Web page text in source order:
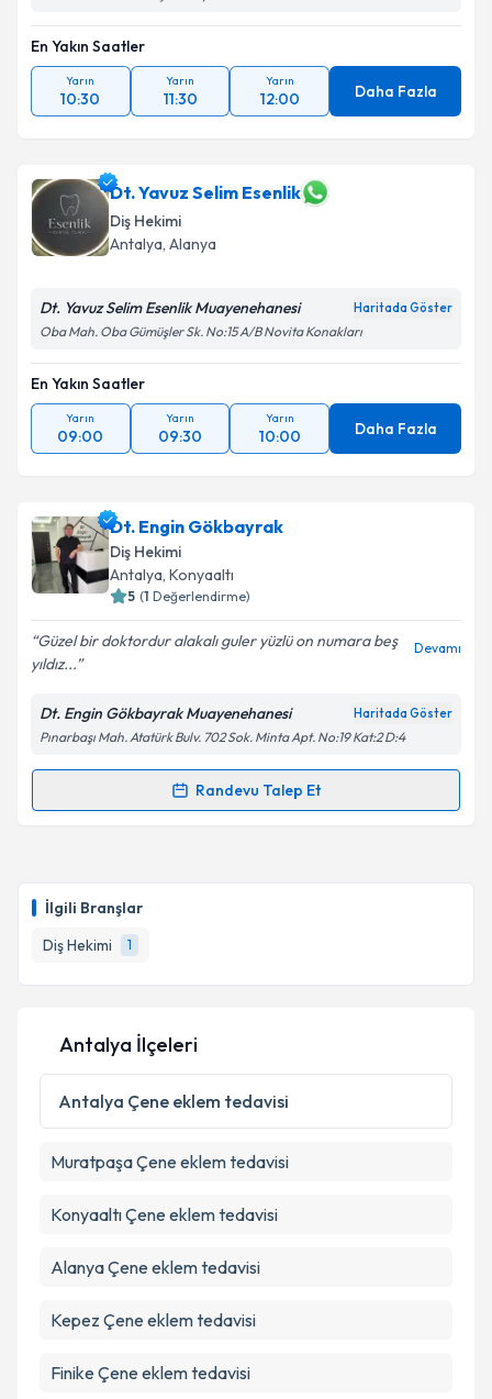
İlgili Branşlar
Diş Hekimi
1
En Yakın Saatler
Yarın
10:30
Yarın
11:30
Yarın
12:00 Daha Fazla
Dt. Yavuz Selim Esenlik
Diş Hekimi
Antalya, Alanya
Dt. Yavuz Selim Esenlik Muayenehanesi Haritada Göster
Oba Mah. Oba Gümüşler Sk. No:15 A/B Novita Konakları
En Yakın Saatler
Yarın
09:00
Yarın
09:30
Yarın
10:00 Daha Fazla
Dt. Engin Gökbayrak
Diş Hekimi
Antalya, Konyaaltı
5 (1 Değerlendirme)
Güzel bir doktordur alakalı guler yüzlü on numara beş
yıldız...
Devamı
Dt. Engin Gökbayrak Muayenehanesi Haritada Göster
Pınarbaşı Mah. Atatürk Bulv. 702 Sok. Minta Apt. No:19 Kat:2 D:4
Randevu Talep Et
Randevu Takvimi Talebi
takvim hazırlandığında e-posta ile bilgilendireceğiz.
E-posta Adresiniz
Kişisel verilerimin işlenmesine ilişkinAydınlatma
Metni
'ni okudum ve kişisel verilerimin belirtilen
kapsamda işlenmesini kabul ediyorum.
Antalya İlçeleri
Antalya Çene eklem tedavisi
MuratpaşaÇene eklem tedavisi
KonyaaltıÇene eklem tedavisi
AlanyaÇene eklem tedavisi
Kepez Çene eklem tedavisi
Finike Çene eklem tedavisi